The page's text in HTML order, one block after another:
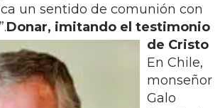
un sentido de comunión con
Donar, imitando el testimonio
de Cristo
En Chile,
monseñor
Galo